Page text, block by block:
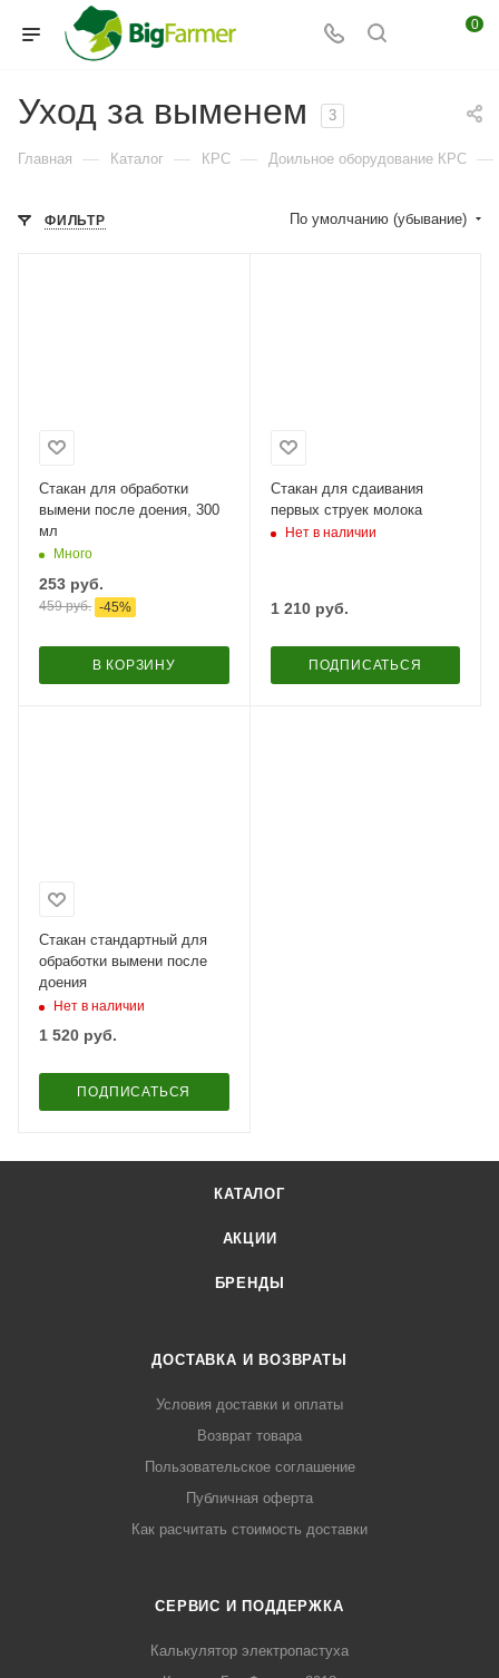
0
Уход за выменем 3
Главная — Каталог — КРС — Доильное оборудование КРС —
ФИЛЬТР По умолчанию (убывание)
Стакан для обработки
вымени после доения, 300
мл
Много
253 руб.
459руб. -45%
В КОРЗИНУ
Стакан для сдаивания
первых струек молока
Нет в наличии
1 210руб.
ПОДПИСАТЬСЯ
Стакан стандартный для
обработки вымени после
доения
Нет в наличии
1 520 руб.
ПОДПИСАТЬСЯ
КАТАЛОГ
АКЦИИ
БРЕНДЫ
ДОСТАВКА И ВОЗВРАТЫ
Условия доставки и оплаты
Возврат товара
Пользовательское соглашение
Публичная оферта
Как расчитать стоимость доставки
СЕРВИС И ПОДДЕРЖКА
Калькулятор электропастуха